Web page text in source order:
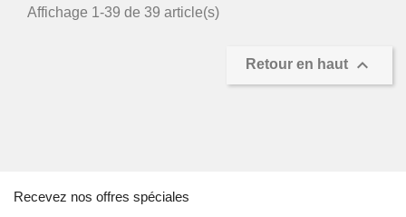
Affichage 1-39 de 39 article(s)
Retour en haut 
Recevez nos offres spéciales